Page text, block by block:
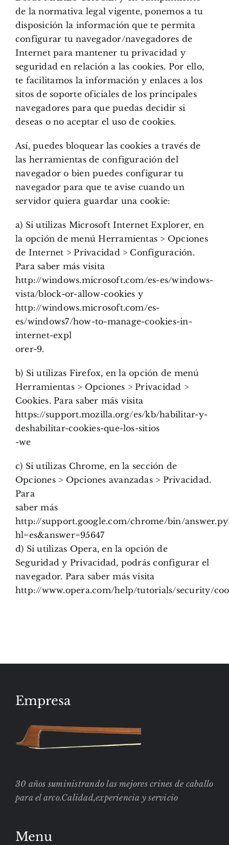
de la normativa legal vigente, ponemos a tu
disposición la información que te permita
configurar tu navegador/navegadores de
Internet para mantener tu privacidad y
seguridad en relación a las cookies. Por ello,
te facilitamos la información y enlaces a los
sitos de soporte oficiales de los principales
navegadores para que puedas decidir si
deseas o no aceptar el uso de cookies.
Así, puedes bloquear las cookies a través de
las herramientas de configuración del
navegador o bien puedes configurar tu
navegador para que te avise cuando un
servidor quiera guardar una cookie:
a) Si utilizas Microsoft Internet Explorer, en
la opción de menú Herramientas > Opciones
de Internet > Privacidad > Configuración.
Para saber más visita
http://windows.microsoft.com/es-es/windows-
vista/block-or-allow-cookies y
http://windows.microsoft.com/es-
es/windows7/how-to-manage-cookies-in-
internet-expl
orer-9.
b) Si utilizas Firefox, en la opción de menú
Herramientas > Opciones > Privacidad >
Cookies. Para saber más visita
https://support.mozilla.org/es/kb/habilitar-y-
deshabilitar-cookies-que-los-sitios
-we
c) Si utilizas Chrome, en la sección de
Opciones > Opciones avanzadas > Privacidad.
Para
saber más
http://support.google.com/chrome/bin/
hl=es&answer=95647
d) Si utilizas Opera, en la opción de
Seguridad y Privacidad, podrás configurar el
navegador. Para saber más visita
http://www.opera.com/help/tutorials/security/
Empresa
30 años suministrando las mejores crines de caballo
para el arco.Calidad,experiencia y servicio
Menu